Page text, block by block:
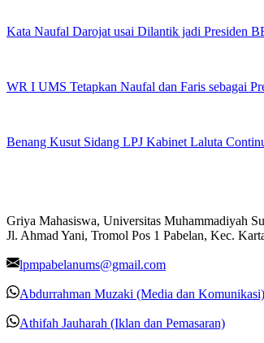
Kata Naufal Darojat usai Dilantik jadi Presiden
WR I UMS Tetapkan Naufal dan Faris sebagai
Benang Kusut Sidang LPJ Kabinet Laluta
Griya Mahasiswa, Universitas Muhammadiyah
Jl. Ahmad Yani, Tromol Pos 1 Pabelan, Kec.
lpmpabelanums@gmail.com
Abdurrahman Muzaki (Media dan Komunikasi)
Athifah Jauharah (Iklan dan Pemasaran)